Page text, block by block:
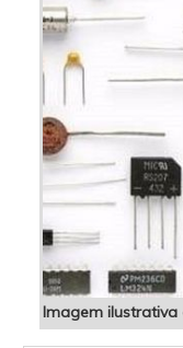
Imagem